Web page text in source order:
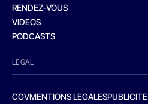
RENDEZ-VOUS
VIDEOS
PODCASTS
LEGAL
CGVMENTIONS LEGALES